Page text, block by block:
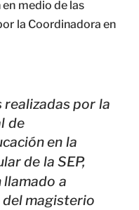
medio de las
la Coordinadora en
realizadas por la
de
en la
de la SEP,
llamado a
magisterio